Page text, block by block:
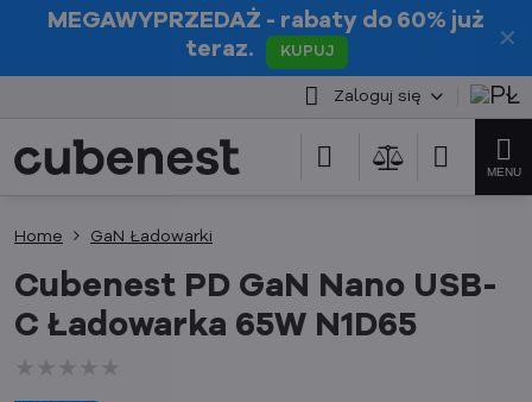
✕
MEGAWYPRZEDAŻ - rabaty do 60% już
teraz.
KUPUJ
Zaloguj się
Home GaN Ładowarki
Cubenest PD GaN Nano USB-
C Ładowarka 65W N1D65